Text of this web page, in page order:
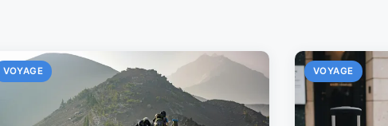
VOYAGE VOYAGE